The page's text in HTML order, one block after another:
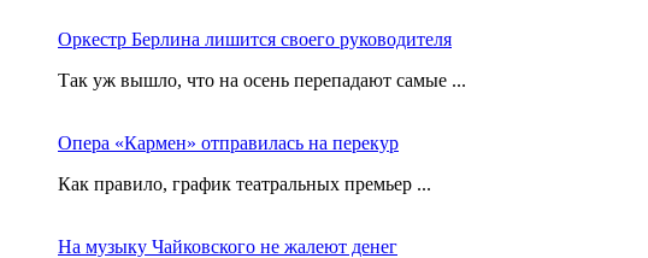
Оркестр Берлина лишится своего руководителя
Так уж вышло, что на осень перепадают самые ...
Опера «Кармен» отправилась на перекур
Как правило, график театральных премьер ...
На музыку Чайковского не жалеют денег